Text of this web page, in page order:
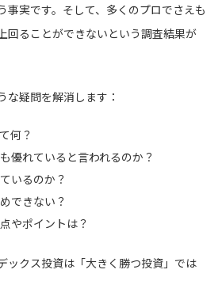
事実です。そして、多くのプロでさえも
回ることができないという調査結果が
な疑問を解消します：
何？
優れていると言われるのか？
いるのか？
できない？
やポイントは？
ックス投資は「大きく勝つ投資」では